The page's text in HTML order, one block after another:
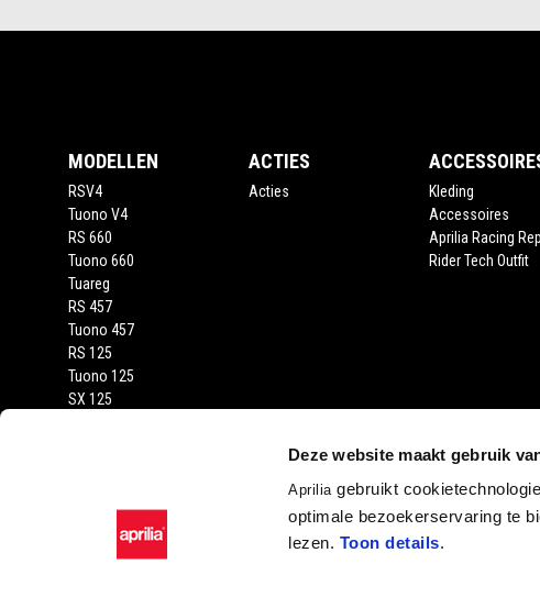
Deze website maakt gebruik
Apriliagebruikt
optimale bezoekerservaring te
lezen. Toon details.
MODELLEN
RSV4
Tuono V4
RS 660
Tuono 660
Tuareg
RS 457
Tuono 457
RS 125
Tuono 125
SX 125
ACTIES
Acties
Kleding
Accessoires
Aprilia Racing
Rider Tech Outfit